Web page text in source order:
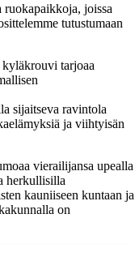
joissa
tutustumaan
kyläkrouvi tarjoaa
sijaitseva ravintola
ja viihtyisän
vierailijansa upealla
herkullisilla
kauniiseen kuntaan ja
on